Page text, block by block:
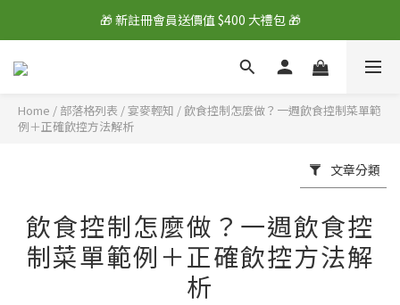
🎁 新註冊會員送價值 $400 大禮包 🎁
🎁 新註冊會員送價值 $400 大禮包 🎁
💰 綁定LINE好友再拿 $100 購物金 💰
Home / 部落格列表 /宴麥輕知 /飲食控制怎麼做？一週飲食控制菜單範
例＋正確飲控方法解析
文章分類
飲食控制怎麼做？一週飲食控
制菜單範例＋正確飲控方法解
析